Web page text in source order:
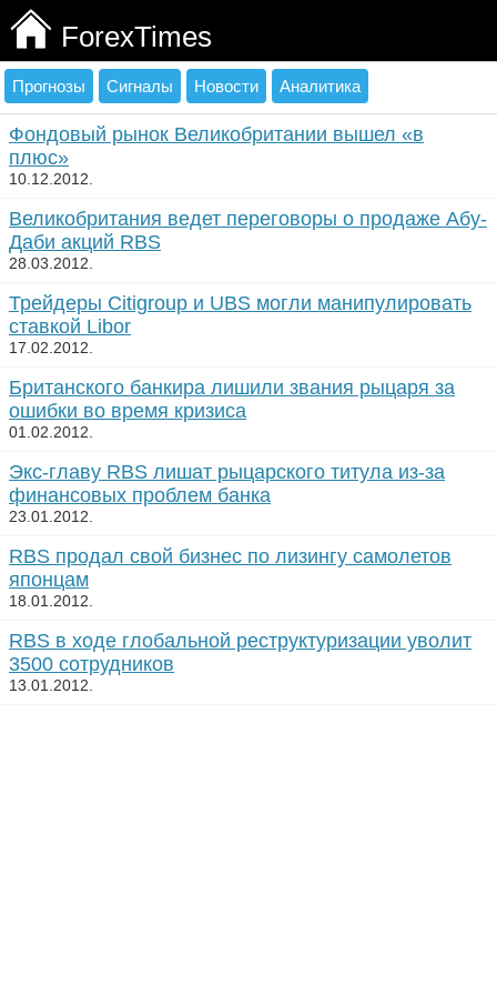
ForexTimes
Прогнозы Сигналы Новости Аналитика
Фондовый рынок Великобритании вышел «в
плюс»
10.12.2012.
Великобритания ведет переговоры о продаже Абу-
Даби акций RBS
28.03.2012.
Трейдеры Citigroup и UBS могли манипулировать
ставкой Libor
17.02.2012.
Британского банкира лишили звания рыцаря за
ошибки во время кризиса
01.02.2012.
Экс-главу RBS лишат рыцарского титула из-за
финансовых проблем банка
23.01.2012.
RBS продал свой бизнес по лизингу самолетов
японцам
18.01.2012.
RBS в ходе глобальной реструктуризации уволит
3500 сотрудников
13.01.2012.